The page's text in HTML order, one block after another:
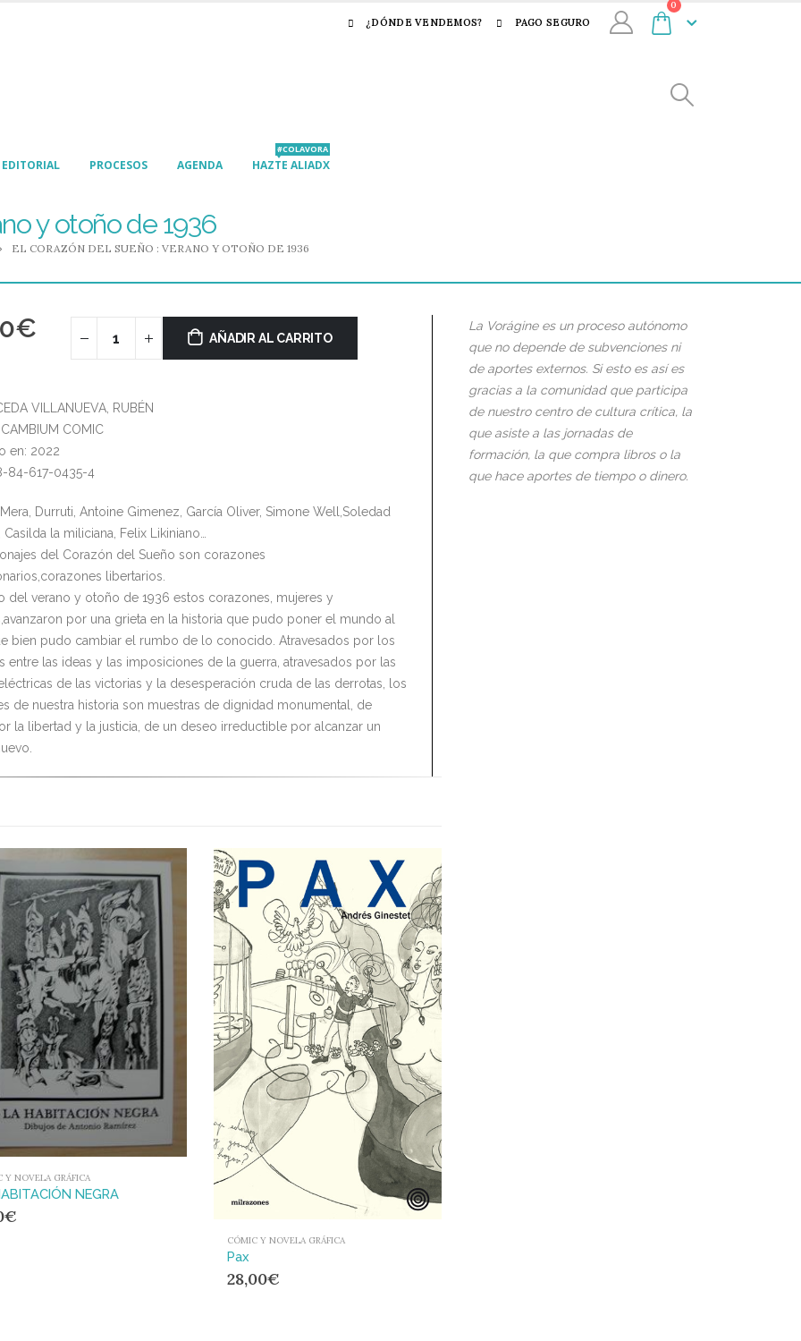
¿DÓNDE VENDEMOS? PAGO SEGURO
0
EDITORIAL PROCESOS AGENDA HAZTE ALIADX
#COLAVORA
y otoño de 1936
EL CORAZÓN DEL SUEÑO : VERANO Y OTOÑO DE 1936
€ AÑADIR AL CARRITO
VILLANUEVA, RUBÉN
COMIC
en: 2022
84-617-0435-4
Durruti, Antoine Gimenez, García Oliver, Simone Well,Soledad
Casilda la miliciana, Felix Likiniano…
del Corazón del Sueño son corazones
libertarios.
del verano y otoño de 1936 estos corazones, mujeres y
por una grieta en la historia que pudo poner el mundo al
bien pudo cambiar el rumbo de lo conocido. Atravesados por los
entre las ideas y las imposiciones de la guerra, atravesados por las
de las victorias y la desesperación cruda de las derrotas, los
de nuestra historia son muestras de dignidad monumental, de
la libertad y la justicia, de un deseo irreductible por alcanzar un
Y NOVELA GRÁFICA
NEGRA
€
CÓMIC Y NOVELA GRÁFICA
Pax
28,00€
La Vorágine es un proceso autónomo
que no depende de subvenciones ni
de aportes externos. Si esto es así es
gracias a la comunidad que participa
de nuestro centro de cultura crítica, la
que asiste a las jornadas de
formación, la que compra libros o la
que hace aportes de tiempo o dinero.